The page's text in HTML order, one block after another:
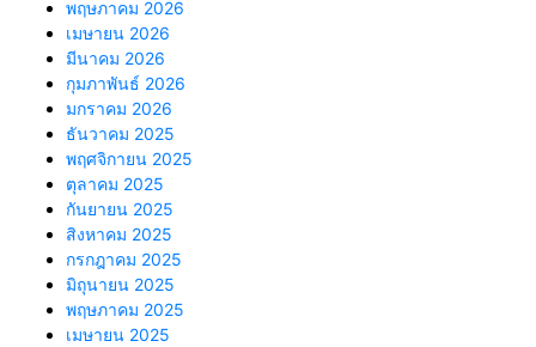
พฤษภาคม 2026
เมษายน 2026
มีนาคม 2026
กุมภาพันธ์ 2026
มกราคม 2026
ธันวาคม 2025
พฤศจิกายน 2025
ตุลาคม 2025
กันยายน 2025
สิงหาคม 2025
กรกฎาคม 2025
มิถุนายน 2025
พฤษภาคม 2025
เมษายน 2025